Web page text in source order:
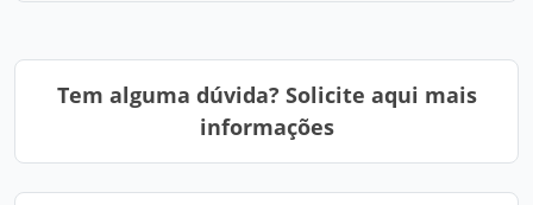
Tem alguma dúvida? Solicite aqui mais
informações